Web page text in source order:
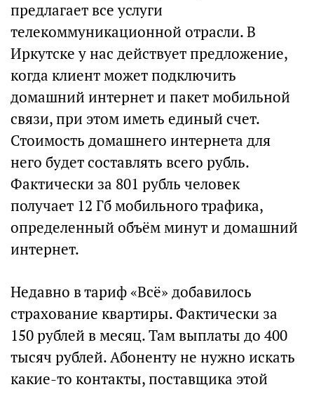
предлагает все услуги
телекоммуникационной отрасли. В
Иркутске у нас действует предложение,
когда клиент может подключить
домашний интернет и пакет мобильной
связи, при этом иметь единый счет.
Стоимость домашнего интернета для
него будет составлять всего рубль.
Фактически за 801 рубль человек
получает 12 Гб мобильного трафика,
определенный объём минут и домашний
интернет.
Недавно в тариф «Всё» добавилось
страхование квартиры. Фактически за
150 рублей в месяц. Там выплаты до 400
тысяч рублей. Абоненту не нужно искать
какие-то контакты, поставщика этой